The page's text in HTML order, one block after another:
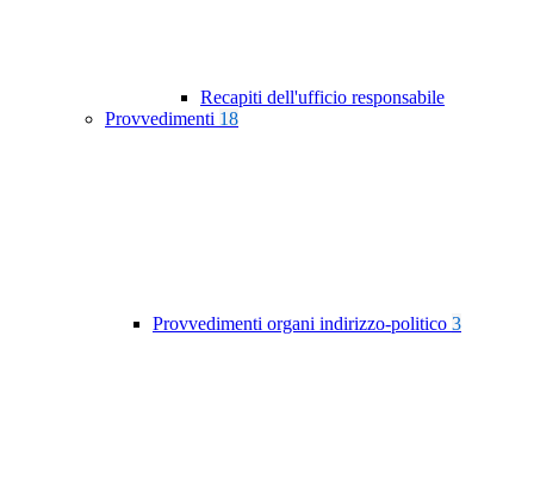
Recapiti dell'ufficio responsabile
Provvedimenti 18
Provvedimenti organi indirizzo-politico 3